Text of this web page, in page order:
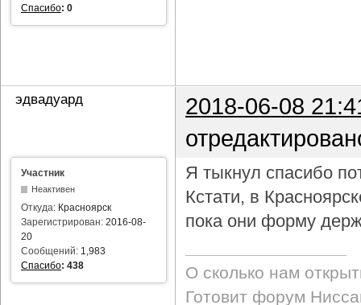
Спасибо: 0
эдвадуард
2018-06-08
Участник
Неактивен
Откуда: Красноярск
Зарегистрирован: 2016-08-
20
Сообщений: 1,983
Спасибо: 438
Я тыкнул спасибо
Кстати, в
пока они форму
О сколько нам
Готовит форум